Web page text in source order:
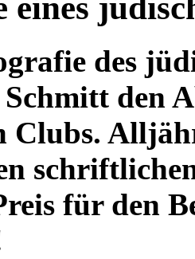
eines
des
den
Clubs.
für den